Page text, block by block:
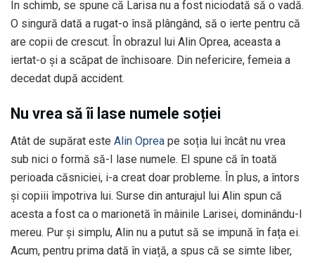
În schimb, se spune că Larisa nu a fost niciodată să o vadă.
O singură dată a rugat-o însă plângând, să o ierte pentru că
are copii de crescut. În obrazul lui Alin Oprea, aceasta a
iertat-o și a scăpat de închisoare. Din nefericire, femeia a
decedat după accident.
Nu vrea să îi lase numele soției
Atât de supărat este Alin Oprea pe soția lui încât nu vrea
sub nici o formă să-I lase numele. El spune că în toată
perioada căsniciei, i-a creat doar probleme. În plus, a întors
și copiii împotriva lui. Surse din anturajul lui Alin spun că
acesta a fost ca o marionetă în mâinile Larisei, dominându-l
mereu. Pur și simplu, Alin nu a putut să se impună în fața ei.
Acum, pentru prima dată în viață, a spus că se simte liber,